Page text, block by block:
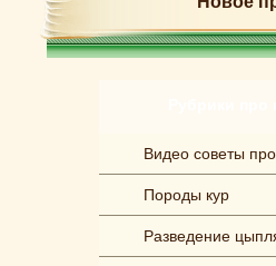
Видео советы
Породы кур
Разведение